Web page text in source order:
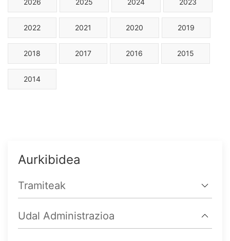
2026 2025 2024 2023
2022 2021 2020 2019
2018 2017 2016 2015
2014
Aurkibidea
Tramiteak
Udal Administrazioa